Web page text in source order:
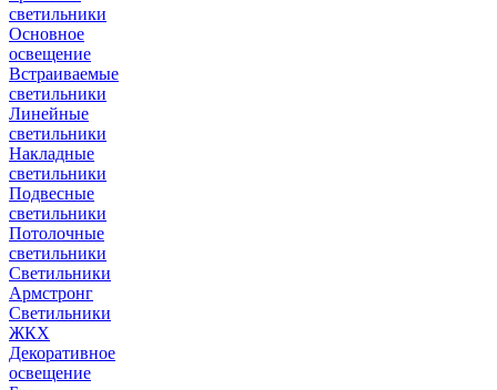
светильники
Основное
освещение
Встраиваемые
светильники
Линейные
светильники
Накладные
светильники
Подвесные
светильники
Потолочные
светильники
Светильники
Армстронг
Светильники
ЖКХ
Декоративное
освещение